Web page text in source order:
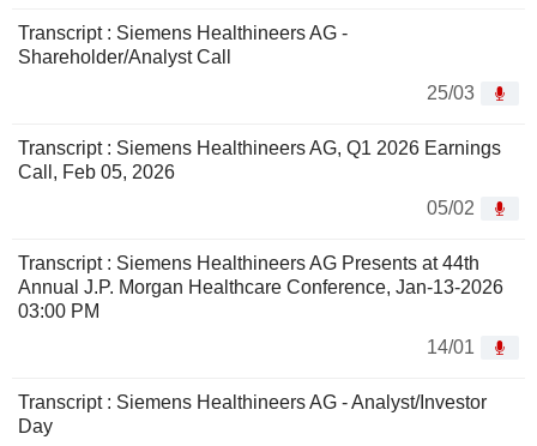
Transcript : Siemens Healthineers AG -
Shareholder/Analyst Call
25/03
Transcript : Siemens Healthineers AG, Q1 2026 Earnings
Call, Feb 05, 2026
05/02
Transcript : Siemens Healthineers AG Presents at 44th
Annual J.P. Morgan Healthcare Conference, Jan-13-2026
03:00 PM
14/01
Transcript : Siemens Healthineers AG - Analyst/Investor
Day